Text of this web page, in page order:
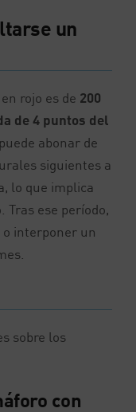
un
rojo es de 200
de 4 puntos del
abonar de
siguientes a
lo que implica
Tras ese período,
interponer un
sobre los
con